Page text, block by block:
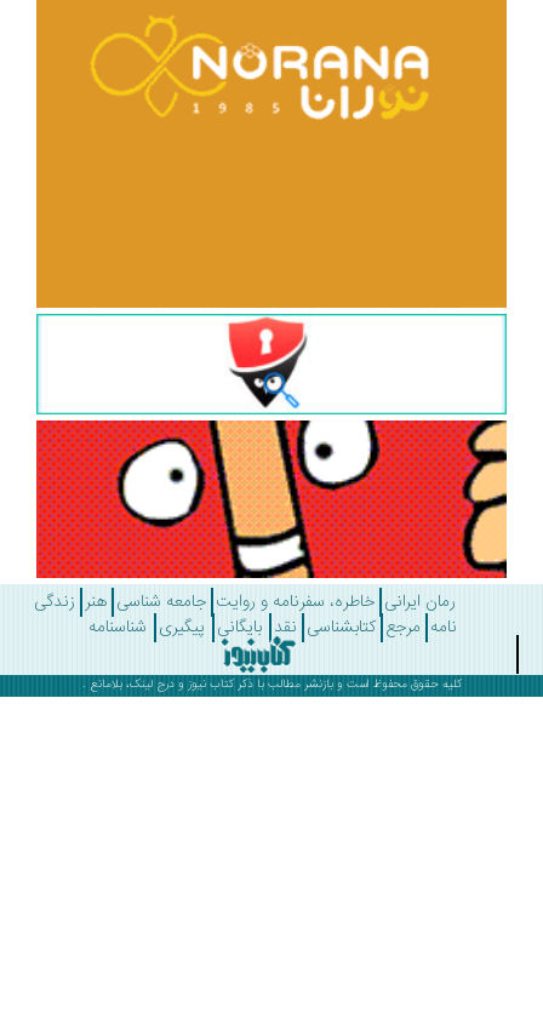
رمان ایرانی خاطره، سفرنامه و روایت جامعه شناسی هنر زندگی
مرجع کتابشناسی نقد بایگانی پیگیری شناسنامه
کلیه حقوق محفوظ است و بازنشر مطالب با ذکرکتاب نیوز و درج لینک، بلامانع .